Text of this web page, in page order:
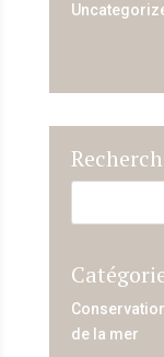
de la mer